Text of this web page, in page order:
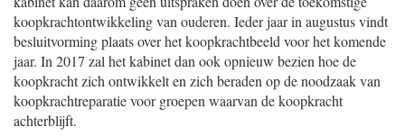
koopkrachtontwikkeling van ouderen. Ieder jaar in augustus vindt
besluitvorming plaats over het koopkrachtbeeld voor het komende
jaar. In 2017 zal het kabinet dan ook opnieuw bezien hoe de
koopkracht zich ontwikkelt en zich beraden op de noodzaak van
koopkrachtreparatie voor groepen waarvan de koopkracht
achterblijft.